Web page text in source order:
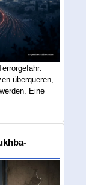
überqueren,
Eine